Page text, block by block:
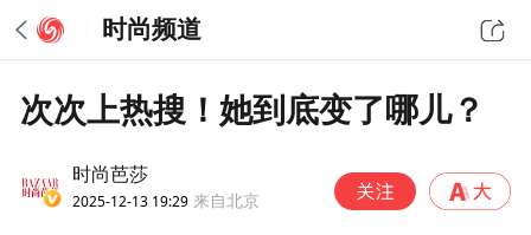
时尚频道
次次上热搜！她到底变了哪儿？
时尚芭莎
2025-12-13 19:29 来自北京